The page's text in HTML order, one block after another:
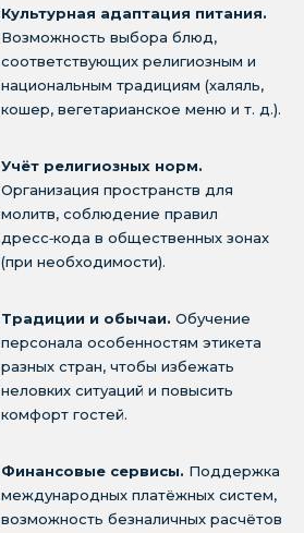
Культурная адаптация питания.
Возможность выбора блюд,
соответствующих религиозным и
национальным традициям (халяль,
кошер, вегетарианское меню и т. д.).
Учёт религиозных норм.
Организация пространств для
молитв, соблюдение правил
дресс‑кода в общественных зонах
(при необходимости).
Традиции и обычаи. Обучение
персонала особенностям этикета
разных стран, чтобы избежать
неловких ситуаций и повысить
комфорт гостей.
Финансовые сервисы. Поддержка
международных платёжных систем,
возможность безналичных расчётов